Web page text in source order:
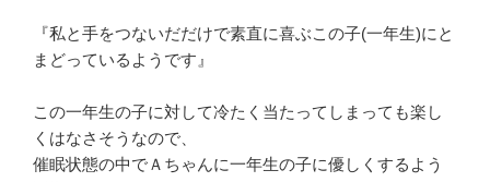
『私と手をつないだだけで素直に喜ぶこの子(一年生)にと
まどっているようです』
この一年生の子に対して冷たく当たってしまっても楽し
くはなさそうなので、
催眠状態の中でＡちゃんに一年生の子に優しくするよう